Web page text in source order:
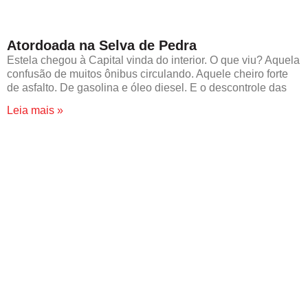
Atordoada na Selva de Pedra
Estela chegou à Capital vinda do interior. O que viu? Aquela
confusão de muitos ônibus circulando. Aquele cheiro forte
de asfalto. De gasolina e óleo diesel. E o descontrole das
Leia mais »